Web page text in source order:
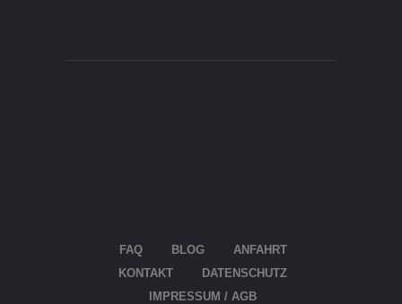
FAQ BLOG
ANFAHRT
KON­TAKT
DATEN­SCHUTZ
IMPRES­SUM / AGB